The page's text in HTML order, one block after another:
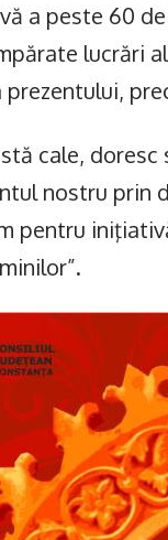
a peste 60
lucrări
prezentului,
cale,
nostru prin
pentru